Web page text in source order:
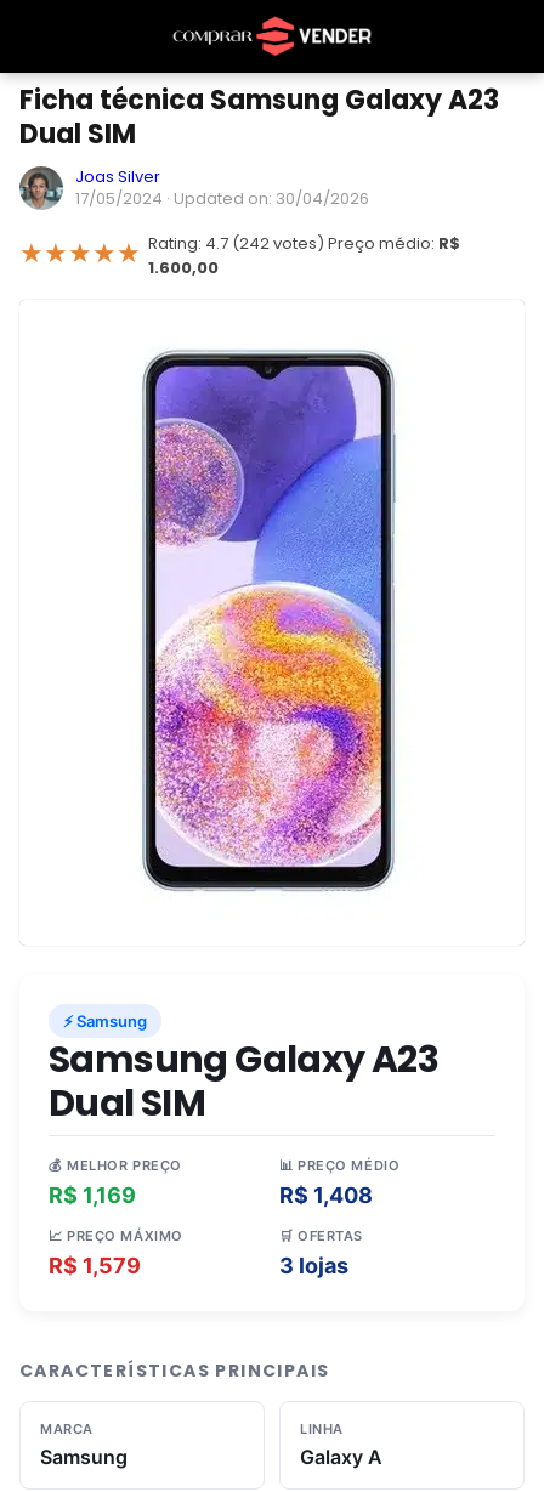
Ficha técnica Samsung Galaxy A23
Dual SIM
Joas Silver
17/05/2024 · Updated on: 30/04/2026
★★★★★ Rating: 4.7 (242 votes) Preço médio: R$
1.600,00
⚡ Samsung
Samsung Galaxy A23
Dual SIM
💰 MELHOR PREÇO
R$ 1,169
📊 PREÇO MÉDIO
R$ 1,408
📈 PREÇO MÁXIMO
R$ 1,579
🛒 OFERTAS
3 lojas
CARACTERÍSTICAS PRINCIPAIS
MARCA
Samsung
LINHA
Galaxy A